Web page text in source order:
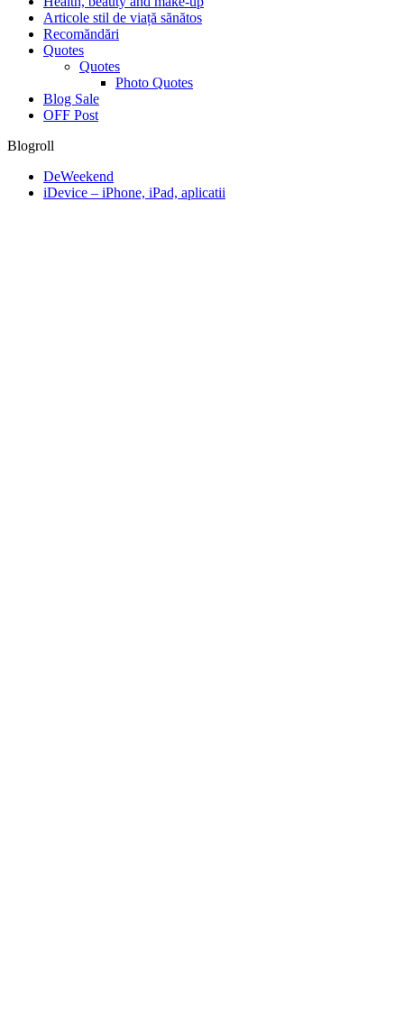
Articole stil de viață sănătos
Recomăndări
Quotes
Quotes
Photo Quotes
Blog Sale
OFF Post
Blogroll
DeWeekend
iDevice – iPhone, iPad, aplicatii